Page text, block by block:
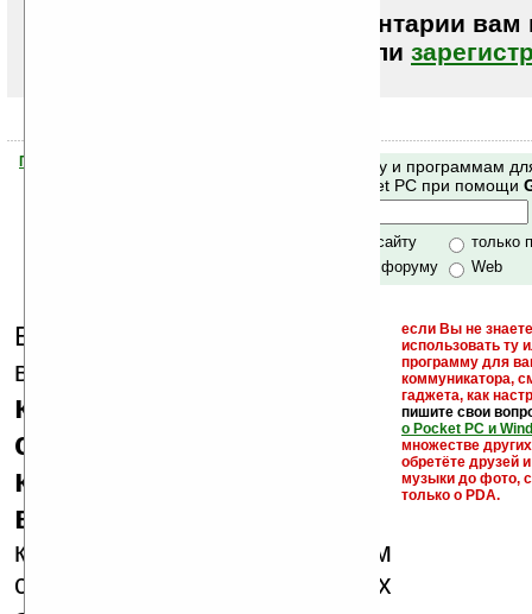
Чтобы писать комментарии вам
или
Помогите Ладошкам стать лучше
Поиск по сайту и программам
Mobile и Pocket PC при помощи
только по сайту
только
по сайту и форуму
Web
Еще раз обращаем
внимание, что
кряки - лекарства,
серийные номера,
ключи и ссылки на
варезные сайты
если Вы не
использовать ту
программу для
коммуникатора,
гаджета, как
пишите свои
о Pocket PC и
множестве
обретёте друзей
музыки до фото,
только о PDA.
к публикации на нашем
сайте в комментариях